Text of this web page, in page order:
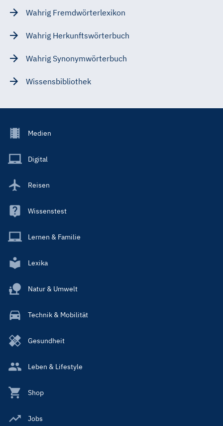
Wahrig Fremdwörterlexikon
Wahrig Herkunftswörterbuch
Wahrig Synonymwörterbuch
Wissensbibliothek
Footer
Main
Medien
Digital
Reisen
Wissenstest
Lernen & Familie
Lexika
Natur & Umwelt
Technik & Mobilität
Gesundheit
Leben & Lifestyle
Shop
Jobs